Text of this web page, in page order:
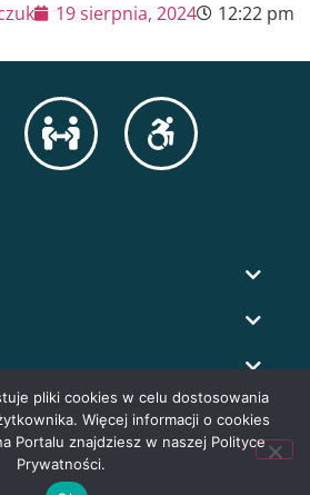
19 sierpnia, 2024 12:22 pm
pliki cookies w celu dostosowania
Więcej informacji o cookies
Portalu znajdziesz w naszej Polityce
Prywatności.